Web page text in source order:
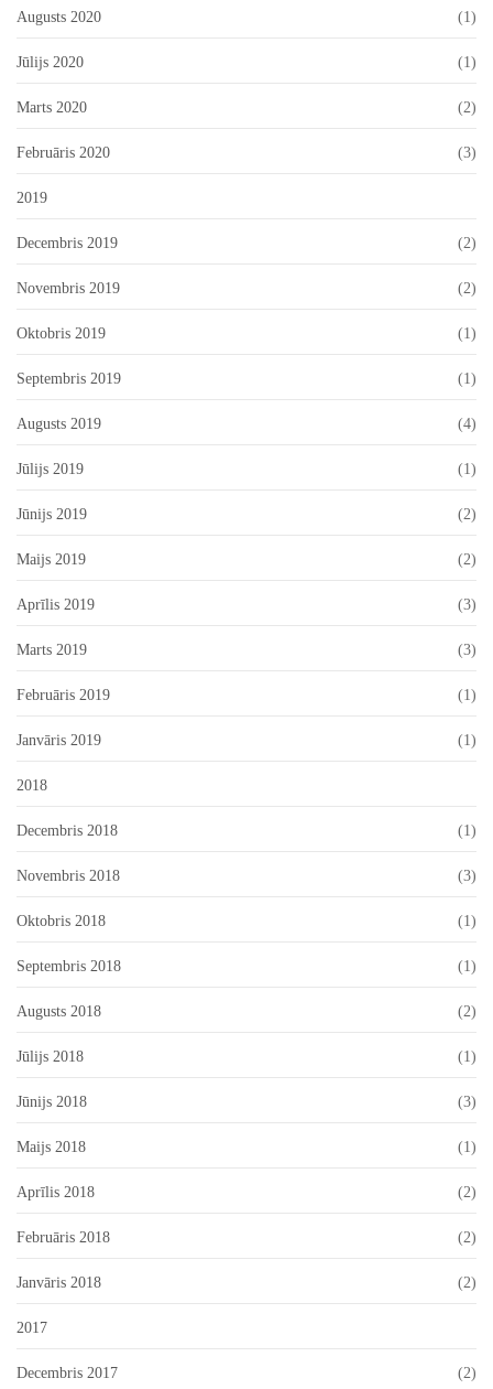
Augusts 2020 (1)
Jūlijs 2020 (1)
Marts 2020 (2)
Februāris 2020 (3)
2019
Decembris 2019 (2)
Novembris 2019 (2)
Oktobris 2019 (1)
Septembris 2019 (1)
Augusts 2019 (4)
Jūlijs 2019 (1)
Jūnijs 2019 (2)
Maijs 2019 (2)
Aprīlis 2019 (3)
Marts 2019 (3)
Februāris 2019 (1)
Janvāris 2019 (1)
2018
Decembris 2018 (1)
Novembris 2018 (3)
Oktobris 2018 (1)
Septembris 2018 (1)
Augusts 2018 (2)
Jūlijs 2018 (1)
Jūnijs 2018 (3)
Maijs 2018 (1)
Aprīlis 2018 (2)
Februāris 2018 (2)
Janvāris 2018 (2)
2017
Decembris 2017 (2)